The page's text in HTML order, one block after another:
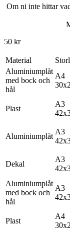
Om ni inte hittar
50 kr
Material
Aluminiumplåt
med bock och
hål
A4
Plast
A3
Aluminiumplåt
A3
Dekal
A3
Aluminiumplåt
med bock och
hål
A3
Plast
A4